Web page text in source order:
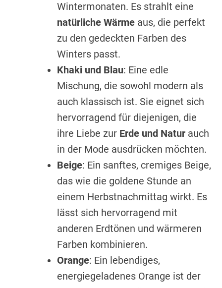
Wintermonaten. Es strahlt eine
natürliche Wärme aus, die perfekt
zu den gedeckten Farben des
Winters passt.
Khaki und Blau: Eine edle
Mischung, die sowohl modern als
auch klassisch ist. Sie eignet sich
hervorragend für diejenigen, die
ihre Liebe zur Erde und Natur auch
in der Mode ausdrücken möchten.
Beige: Ein sanftes, cremiges Beige,
das wie die goldene Stunde an
einem Herbstnachmittag wirkt. Es
lässt sich hervorragend mit
anderen Erdtönen und wärmeren
Farben kombinieren.
Orange: Ein lebendiges,
energiegeladenes Orange ist der